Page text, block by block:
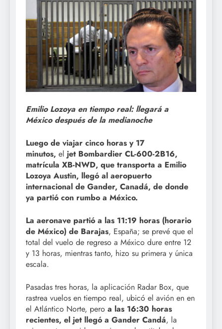
Emilio Lozoya en tiempo real: llegará a
México después de la medianoche
Luego de viajar cinco horas y 17
minutos, el jet Bombardier CL-600-2B16,
matrícula XB-NWD, que transporta a Emilio
Lozoya Austin, llegó al aeropuerto
internacional de Gander, Canadá, de donde
ya partió con rumbo a México.
La aeronave partió a las 11:19 horas (horario
de México) de Barajas, España; se prevé que el
total del vuelo de regreso a México dure entre 12
y 13 horas, mientras tanto, hizo su primera y única
escala.
Pasadas tres horas, la aplicación Radar Box, que
rastrea vuelos en tiempo real, ubicó el avión en en
el Atlántico Norte, pero a las 16:30 horas
recientes, el jet llegó a Gander Candá, la